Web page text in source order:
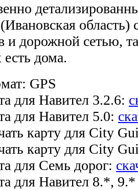
область)
и дорожной сетью,
есть дома.
GPS
для Навител 3.2.6:
для Навител 5.0:
карту для City
карту для City
для Семь дорог:
для Навител 8.*,